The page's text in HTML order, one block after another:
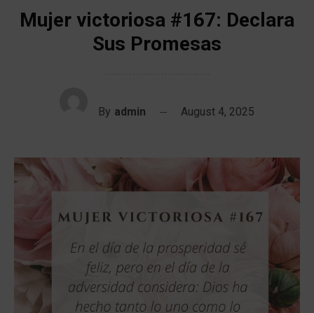
Mujer victoriosa #167: Declara
Sus Promesas
By admin August 4, 2025